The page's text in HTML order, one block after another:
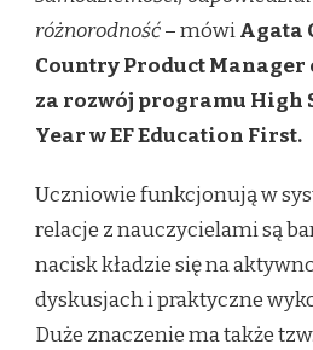
różnorodność– mówiAgata
Country Product
za rozwój programu High
Yearw EF Education First.
Uczniowie funkcjonują w
relacje z nauczycielami są
nacisk kładzie się na
dyskusjach i praktyczne
Duże znaczenie ma także